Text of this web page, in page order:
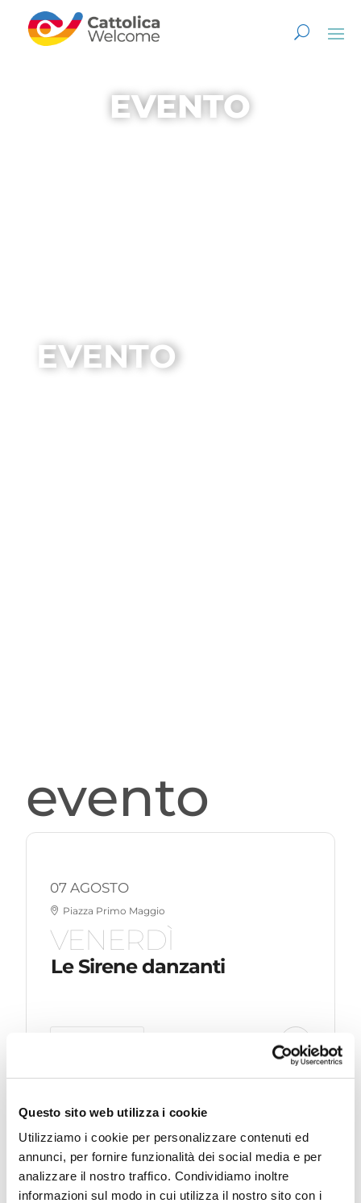
Questo sito web utilizza i cookie
Utilizziamo i cookie per personalizzare contenuti ed
annunci, per fornire funzionalità dei social media e per
analizzare il nostro traffico. Condividiamo inoltre
informazioni sul modo in cui utilizza il nostro sito con i
EVENTO
EVENTO
evento
07 AGOSTO
Piazza Primo Maggio
VENERDÌ
Le Sirene danzanti
19 AGOSTO